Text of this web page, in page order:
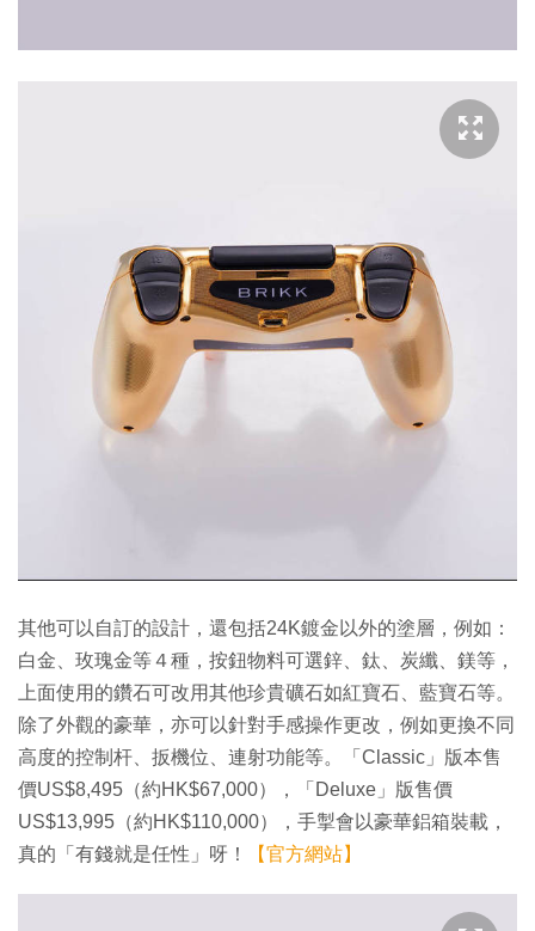
其他可以自訂的設計，還包括24K鍍金以外的塗層，例如：
白金、玫瑰金等４種，按鈕物料可選鋅、鈦、炭纖、鎂等，
上面使用的鑽石可改用其他珍貴礦石如紅寶石、藍寶石等。
除了外觀的豪華，亦可以針對手感操作更改，例如更換不同
高度的控制杆、扳機位、連射功能等。「Classic」版本售
價US$8,495（約HK$67,000），「Deluxe」版售價
US$13,995（約HK$110,000），手掣會以豪華鋁箱裝載，
真的「有錢就是任性」呀！
【官方網站】